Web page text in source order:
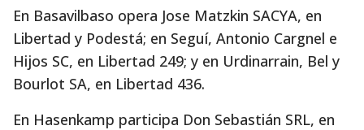
En Basavilbaso opera Jose Matzkin SACYA, en
Libertad y Podestá; en Seguí, Antonio Cargnel e
Hijos SC, en Libertad 249; y en Urdinarrain, Bel y
Bourlot SA, en Libertad 436.
En Hasenkamp participa Don Sebastián SRL, en